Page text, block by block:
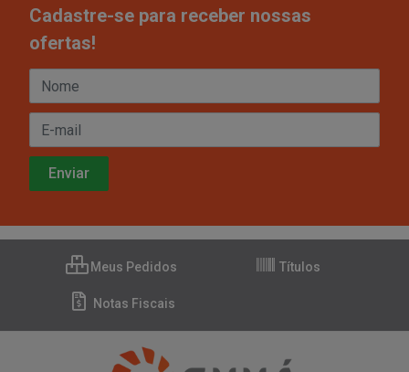
Cadastre-se para receber nossas
ofertas!
Meus Pedidos Títulos
Notas Fiscais